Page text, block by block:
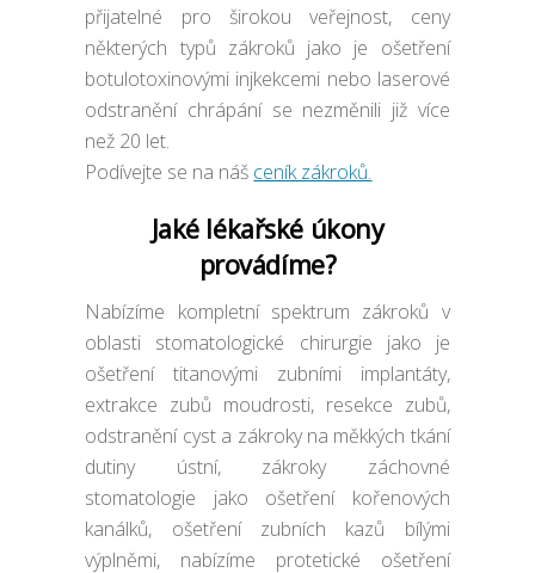
přijatelné pro širokou veřejnost, ceny
některých typů zákroků jako je ošetření
botulotoxinovými injkekcemi nebo laserové
odstranění chrápání se nezměnili již více
než 20 let.
Podívejte se na náš ceník zákroků.
Jaké lékařské úkony
provádíme?
Nabízíme kompletní spektrum zákroků v
oblasti stomatologické chirurgie jako je
ošetření titanovými zubními implantáty,
extrakce zubů moudrosti, resekce zubů,
odstranění cyst a zákroky na měkkých tkání
dutiny ústní, zákroky záchovné
stomatologie jako ošetření kořenových
kanálků, ošetření zubních kazů bílými
výplněmi, nabízíme protetické ošetření